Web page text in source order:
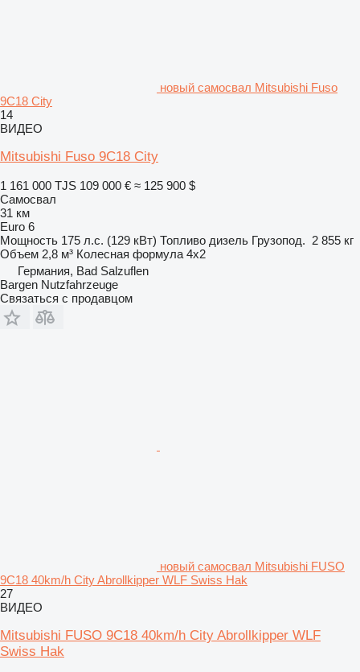
новый самосвал Mitsubishi Fuso
9C18 City
14
ВИДЕО
Mitsubishi Fuso 9C18 City
1 161 000 TJS 109 000 € ≈ 125 900 $
Самосвал
31 км
Euro 6
Мощность 175 л.с. (129 кВт) Топливо дизель Грузопод. 2 855 кг
Объем 2,8 м³ Колесная формула 4x2
Германия, Bad Salzuflen
Bargen Nutzfahrzeuge
Связаться с продавцом
новый самосвал Mitsubishi FUSO
9C18 40km/h City Abrollkipper WLF Swiss Hak
27
ВИДЕО
Mitsubishi FUSO 9C18 40km/h City Abrollkipper WLF
Swiss Hak